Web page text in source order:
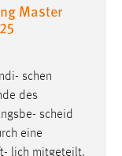
Master
schen
des
scheid
eine
lich mitgeteilt.